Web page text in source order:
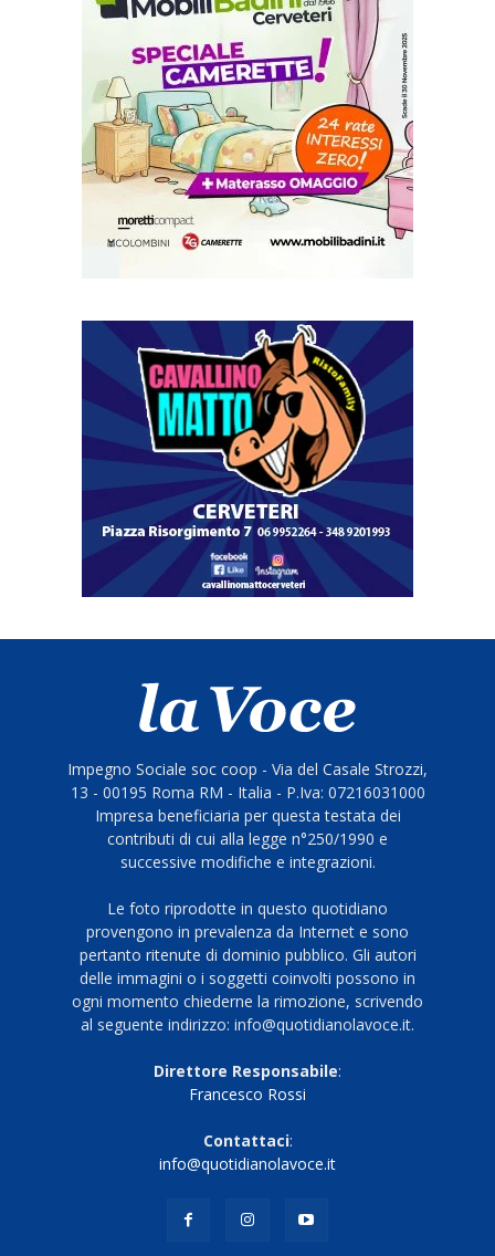
Impegno Sociale soc coop - Via del Casale Strozzi,
13 - 00195 Roma RM - Italia - P.Iva: 07216031000
Impresa beneficiaria per questa testata dei
contributi di cui alla legge n°250/1990 e
successive modifiche e integrazioni.
Le foto riprodotte in questo quotidiano
provengono in prevalenza da Internet e sono
pertanto ritenute di dominio pubblico. Gli autori
delle immagini o i soggetti coinvolti possono in
ogni momento chiederne la rimozione, scrivendo
al seguente indirizzo: info@quotidianolavoce.it.
Direttore Responsabile:
Francesco Rossi
Contattaci:
info@quotidianolavoce.it